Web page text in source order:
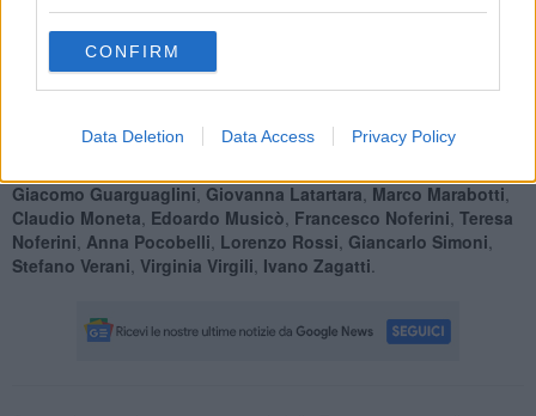
CONFIRM
Data Deletion Data Access Privacy Policy
L'inaugurazione, prevista appunto per sabato 25 dalle 16, si terrà
alla presenza della dottoressa
dell’Archivio storico del Comune di Bibbona, e del sindaco
Alessandro Giari.
Sarà possibile ammirare anche gli scatti del concorso fotografico,
firmate daPatrizia Ascione,Margherita Bartolini,Claudio Bini
Giacomo Guarguaglini Giovanna Latartara Marco Marabotti
Claudio Moneta Edoardo Musicò Francesco Noferini Teresa
Noferini Anna Pocobelli Lorenzo Rossi Giancarlo Simoni
Stefano Verani Virginia Virgili Ivano Zagatti